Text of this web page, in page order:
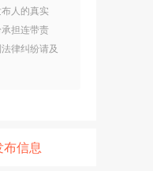
人的真实
担连带责
律纠纷请及
信息